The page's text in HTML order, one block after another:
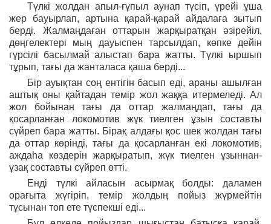
Түлкі жолдан апыл-ғұпыл аунап түсіп, үрейі ұша
жер бауырлап, артына қарай-қарай айдалаға зытып
берді. Жалмаңдаған оттарын жарқыратқан әзірейіл,
дөңгелектері мың дауыспен тарсылдап, көпке дейін
гүрсілі басылмай алыстап бара жатты. Түлкі ыршып
тұрып, тағы да жанталаса қаша берді...
Бір ауықтан соң ентігін басып еді, араны ашылған
аштық оны қайтадан темір жол жаққа итермеледі. Ал
жол бойынан тағы да оттар жалмаңдап, тағы да
қосарланған локомотив жүк тиелген ұзын составты
сүйреп бара жатты. Бірақ алдағы қос шек жолдан тағы
да оттар көрінді, тағы да қосарланған екі локомотив,
аждаһа көздерін жарқыратып, жүк тиелген ұзыннан-
ұзақ составты сүйреп өтті.
Енді түлкі айласын асырмақ болды: даламен
орағыта жүгіріп, темір жолдың пойыз жүрмейтін
тұсынан топ ете түспекші еді...